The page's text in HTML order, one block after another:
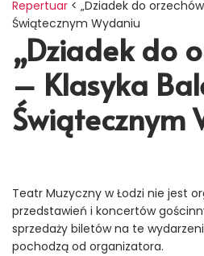
Repertuar < „Dziadek do
Świątecznym Wydaniu
„Dziadek do
– Klasyka
Świątecznym
Teatr Muzyczny w Łodzi nie jest
przedstawień i koncertów
sprzedaży biletów na te
pochodzą od organizatora.